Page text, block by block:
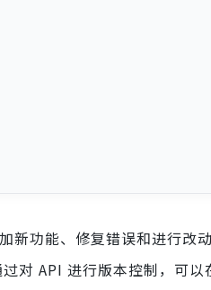
新功能、修复错误和进行改
过对 API 进行版本控制，可